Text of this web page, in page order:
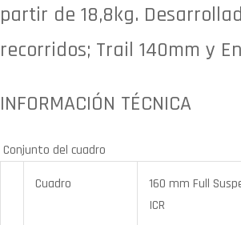
partir de 18,8kg.
recorridos; Trail 140mm y
INFORMACIÓN TÉCNICA
Conjunto del cuadro
Cuadro
160 mm Full
ICR